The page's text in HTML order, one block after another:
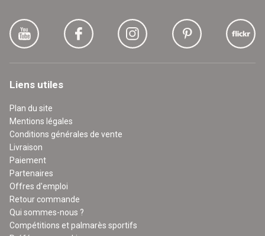
Liens utiles
Plan du site
Mentions légales
Conditions générales de vente
Livraison
Paiement
Partenaires
Offres d'emploi
Retour commande
Qui sommes-nous ?
Compétitions et palmarès sportifs